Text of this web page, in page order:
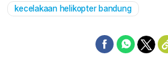
kecelakaan helikopter bandung